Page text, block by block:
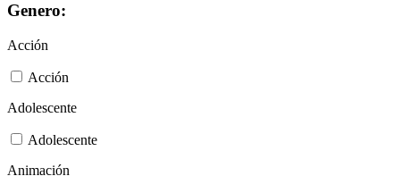
Genero:
Acción
Acción
Adolescente
Adolescente
Animación